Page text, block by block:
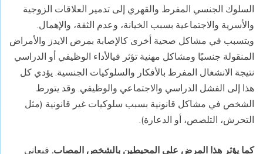
السلوك الجنسي المفرط والقهري إلى تدمير العلاقات الزوجية
والأسرية والاجتماعية بسبب الخيانة، وعدم الثقة، والإهمال.
ويتسبب في مشاكل صحية أخرى كالإصابة بمرض الايدز والأمراض
المنقولة جنسيًا ومشاكل مهنية تؤثر فيالأداء الوظيفي أو الدراسي
نتيجة الانشغال المفرط بالأفكار والسلوكيات الجنسية. يؤدي كل
هذا إلى الفشل الدراسي والاجتماعي والوظيفي. وقد يتورط
الشخص في مشاكل قانونية بسبب سلوكيات غير قانونية (مثل
التحرش، التلصص، أو الدعارة).
كما يؤثر هذا المرض على المحيطين بالشخص المصاب. فيعاني